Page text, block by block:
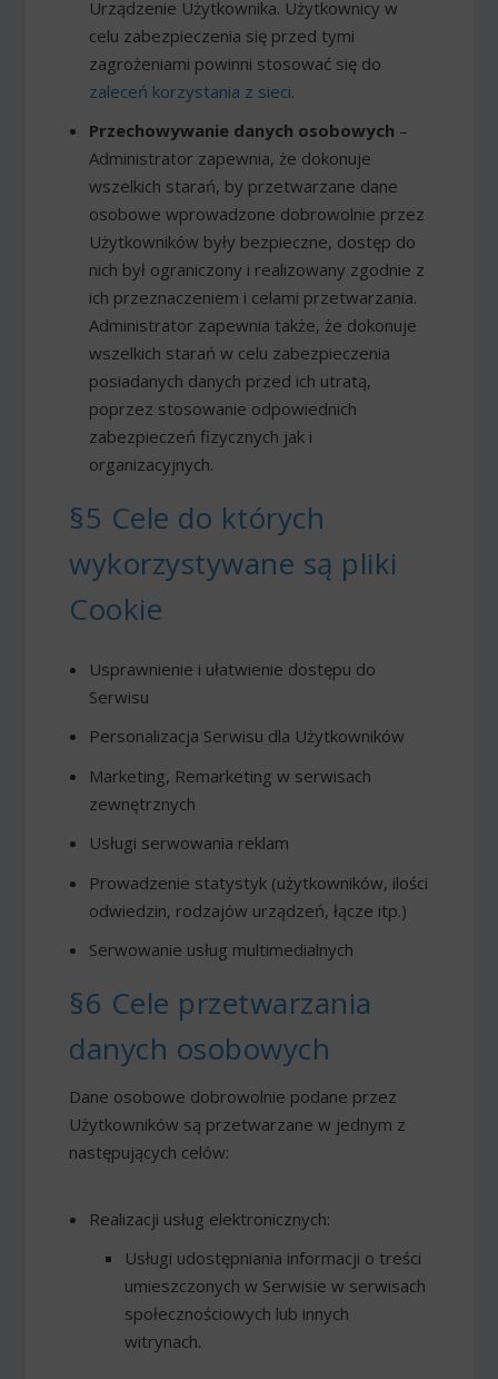
Urządzenie Użytkownika. Użytkownicy w
celu zabezpieczenia się przed tymi
zagrożeniami powinni stosować się do
zaleceń korzystania z sieci.
Przechowywanie danych osobowych –
Administrator zapewnia, że dokonuje
wszelkich starań, by przetwarzane dane
osobowe wprowadzone dobrowolnie przez
Użytkowników były bezpieczne, dostęp do
nich był ograniczony i realizowany zgodnie z
ich przeznaczeniem i celami przetwarzania.
Administrator zapewnia także, że dokonuje
wszelkich starań w celu zabezpieczenia
posiadanych danych przed ich utratą,
poprzez stosowanie odpowiednich
zabezpieczeń fizycznych jak i
organizacyjnych.
§5 Cele do których
wykorzystywane są pliki
Cookie
Usprawnienie i ułatwienie dostępu do
Serwisu
Personalizacja Serwisu dla Użytkowników
Marketing, Remarketing w serwisach
zewnętrznych
Usługi serwowania reklam
Prowadzenie statystyk (użytkowników, ilości
odwiedzin, rodzajów urządzeń, łącze itp.)
Serwowanie usług multimedialnych
§6 Cele przetwarzania
danych osobowych
Dane osobowe dobrowolnie podane przez
Użytkowników są przetwarzane w jednym z
następujących celów:
Realizacji usług elektronicznych:
Usługi udostępniania informacji o treści
umieszczonych w Serwisie w serwisach
społecznościowych lub innych
witrynach.